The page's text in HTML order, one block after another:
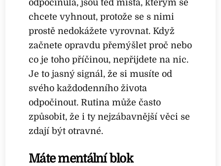
odpočinula, jsou teď místa, kterým se
chcete vyhnout, protože se s nimi
prostě nedokážete vyrovnat. Když
začnete opravdu přemýšlet proč nebo
co je toho příčinou, nepřijdete na nic.
Je to jasný signál, že si musíte od
svého každodenního života
odpočinout. Rutina může často
způsobit, že i ty nejzábavnější věci se
zdají být otravné.
Máte mentální blok